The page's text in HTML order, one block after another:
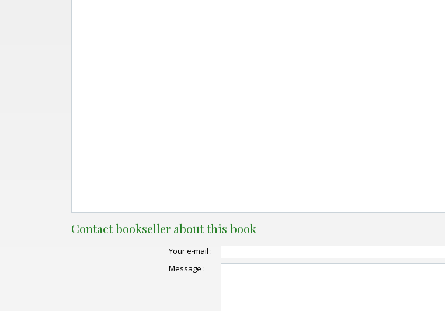
Contact bookseller about this book
Your e-mail :
Message :